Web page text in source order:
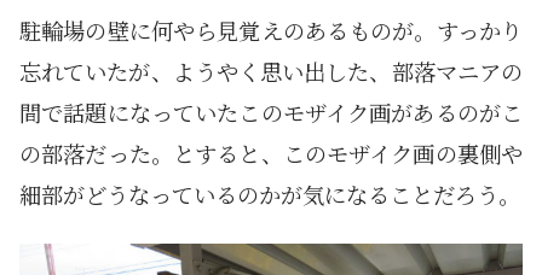
駐輪場の壁に何やら見覚えのあるものが。すっかり
忘れていたが、ようやく思い出した、部落マニアの
間で話題になっていたこのモザイク画があるのがこ
の部落だった。とすると、このモザイク画の裏側や
細部がどうなっているのかが気になることだろう。